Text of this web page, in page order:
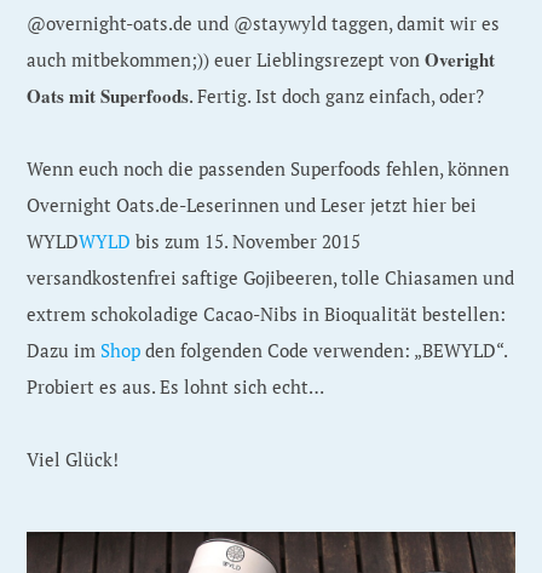
@overnight-oats.de und @staywyld taggen, damit wir es
auch mitbekommen;)) euer Lieblingsrezept vonOveright
Oats mit Superfoods. Fertig. Ist doch ganz einfach, oder?
Wenn euch noch die passenden Superfoods fehlen, können
Overnight Oats.de-Leserinnen und Leser jetzt hier bei
WYLDWYLD bis zum 15. November 2015
versandkostenfrei saftige Gojibeeren, tolle Chiasamen und
extrem schokoladige Cacao-Nibs in Bioqualität bestellen:
Dazu im Shop den folgenden Code verwenden: „BEWYLD“.
Probiert es aus. Es lohnt sich echt…
Viel Glück!